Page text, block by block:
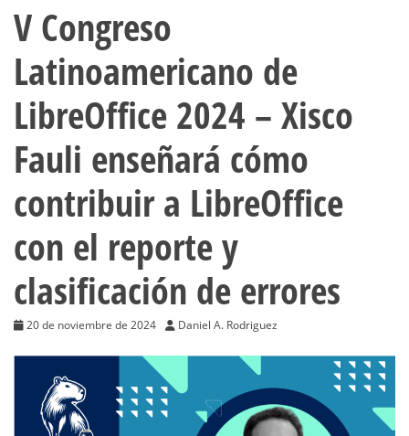
V Congreso
Latinoamericano de
LibreOffice 2024 – Xisco
Fauli enseñará cómo
contribuir a LibreOffice
con el reporte y
clasificación de errores
20 de noviembre de 2024 Daniel A. Rodriguez